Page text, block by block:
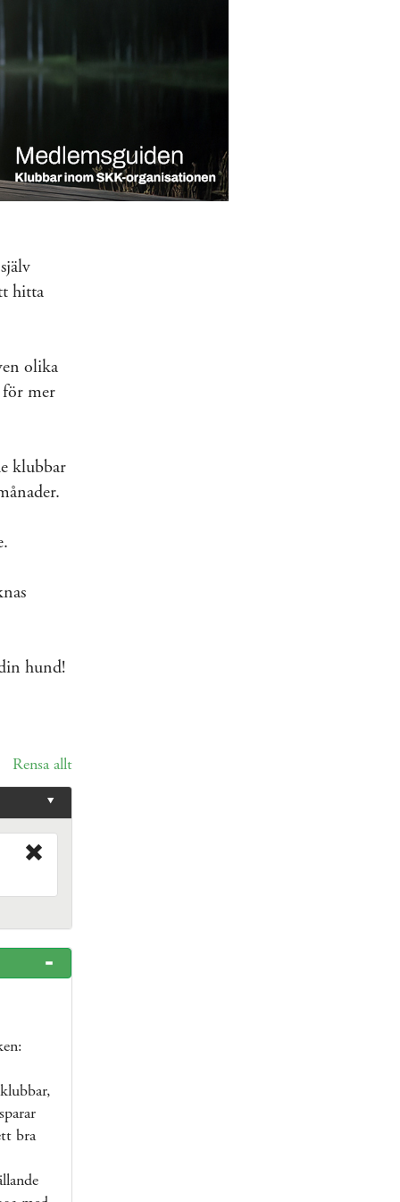
hitta
olika
för mer
klubbar
hund!
Rensa allt
bra